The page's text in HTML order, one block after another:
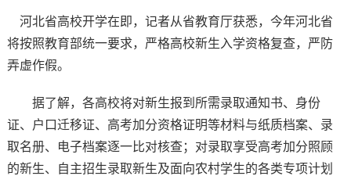
河北省高校开学在即，记者从省教育厅获悉，今年河北省
将按照教育部统一要求，严格高校新生入学资格复查，严防
弄虚作假。
据了解，各高校将对新生报到所需录取通知书、身份
证、户口迁移证、高考加分资格证明等材料与纸质档案、录
取名册、电子档案逐一比对核查；对录取享受高考加分照顾
的新生、自主招生录取新生及面向农村学生的各类专项计划